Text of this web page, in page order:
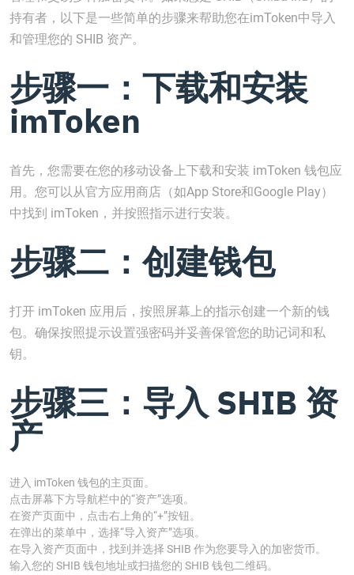
持有者，以下是一些简单的步骤来帮助您在imToken中导入
和管理您的 SHIB 资产。
步骤一：下载和安装
imToken
首先，您需要在您的移动设备上下载和安装 imToken 钱包应
用。您可以从官方应用商店（如App Store和Google Play）
中找到 imToken，并按照指示进行安装。
步骤二：创建钱包
打开 imToken 应用后，按照屏幕上的指示创建一个新的钱
包。确保按照提示设置强密码并妥善保管您的助记词和私
钥。
步骤三：导入 SHIB 资
产
进入 imToken 钱包的主页面。
点击屏幕下方导航栏中的“资产”选项。
在资产页面中，点击右上角的“+”按钮。
在弹出的菜单中，选择“导入资产”选项。
在导入资产页面中，找到并选择 SHIB 作为您要导入的加密货币。
输入您的 SHIB 钱包地址或扫描您的 SHIB 钱包二维码。